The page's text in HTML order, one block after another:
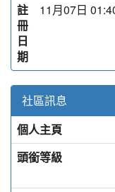
註
冊
日
期
11月07日
社區訊息
個人主頁
頭銜等級